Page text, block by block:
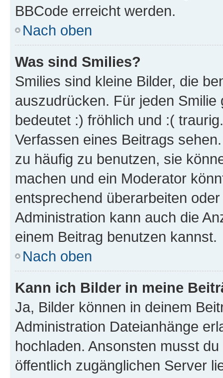
BBCode erreicht werden.
Nach oben
Was sind Smilies?
Smilies sind kleine Bilder, die
auszudrücken. Für jeden
bedeutet :) fröhlich und :(
Verfassen eines Beitrags
zu häufig zu benutzen, sie
machen und ein Moderator
entsprechend überarbeiten
Administration kann auch die
einem Beitrag benutzen kannst.
Nach oben
Kann ich Bilder in meine
Ja, Bilder können in deinem
Administration Dateianhänge
hochladen. Ansonsten musst
öffentlich zugänglichen Server